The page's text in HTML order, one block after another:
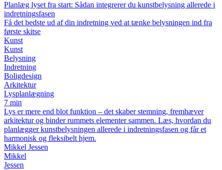
Planlæg lyset fra start: Sådan integrerer du kunstbelysning allerede i
indretningsfasen
Få det bedste ud af din indretning ved at tænke belysningen ind fra
første skitse
Kunst
Kunst
Belysning
Indretning
Boligdesign
Arkitektur
Lysplanlægning
7 min
Lys er mere end blot funktion – det skaber stemning, fremhæver
arkitektur og binder rummets elementer sammen. Læs, hvordan du
planlægger kunstbelysningen allerede i indretningsfasen og får et
harmonisk og fleksibelt hjem.
Mikkel Jessen
Mikkel
Jessen